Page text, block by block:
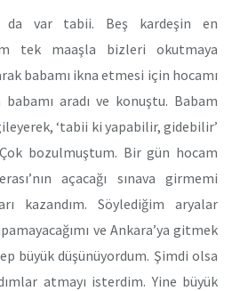
da var tabii. Beş kardeşin en
tek maaşla bizleri okutmaya
babamı ikna etmesi için hocamı
aradı ve konuştu. Babam
‘tabii ki yapabilir, gidebilir’
bozulmuştum. Bir gün hocam
açacağı sınava girmemi
kazandım. Söylediğim aryalar
ve Ankara’ya gitmek
büyük düşünüyordum. Şimdi olsa
atmayı isterdim. Yine büyük